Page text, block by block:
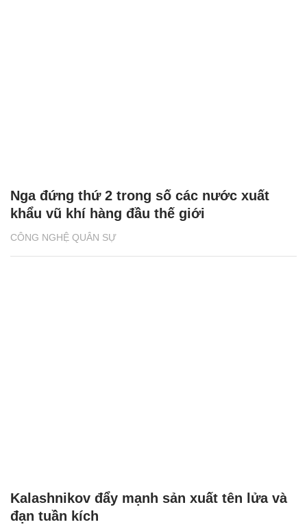
CÔNG NGHỆ QUÂN SỰ
Nga đứng thứ 2 trong số các nước xuất
khẩu vũ khí hàng đầu thế giới
Kalashnikov đẩy mạnh sản xuất tên lửa và
đạn tuần kích